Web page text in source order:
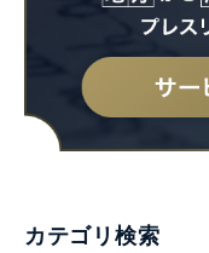
カテゴリ検索